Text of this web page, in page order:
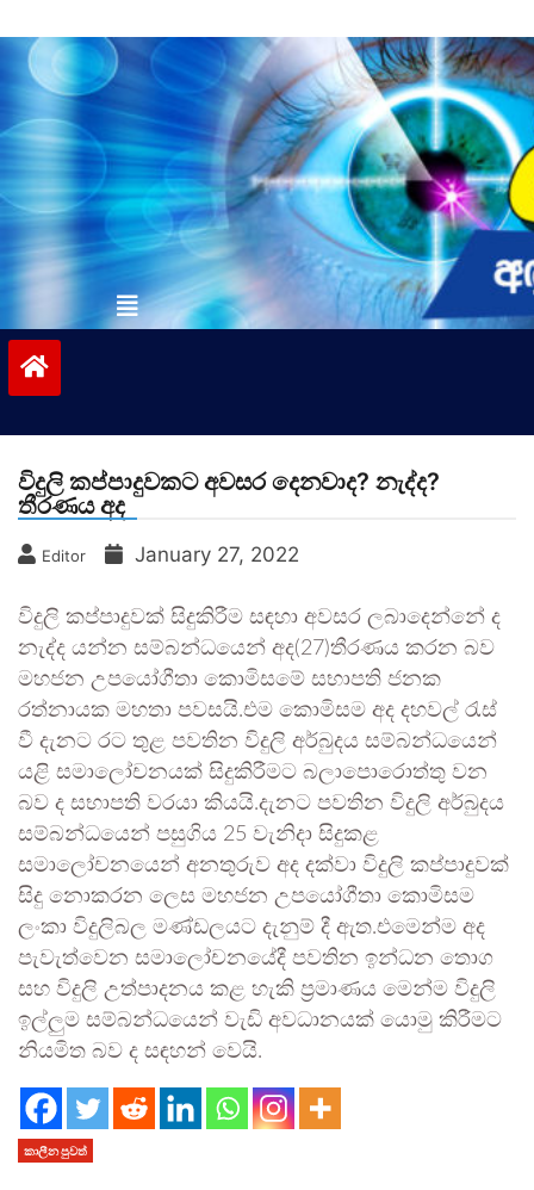
to
contentvinivida.lk
විදුලි කප්පාදුවකට අවසර දෙනවාද? නැද්ද?
තීරණය අද
Editor January 27, 2022
විදුලි කප්පාදුවක් සිදුකිරීම සඳහා අවසර ලබාදෙන්නේ ද
නැද්ද යන්න සම්බන්ධයෙන් අද(27)තීරණය කරන බව
මහජන උපයෝගීතා කොමිසමේ සභාපති ජනක
රත්නායක මහතා පවසයි.එම කොමිසම අද දහවල් රැස්
වී දැනට රට තුළ පවතින විදුලි අර්බුදය සම්බන්ධයෙන්
යළි සමාලෝචනයක් සිදුකිරීමට බලාපොරොත්තු වන
බව ද සභාපති වරයා කියයි.දැනට පවතින විදුලි අර්බුදය
සම්බන්ධයෙන් පසුගිය 25 වැනිදා සිදුකළ
සමාලෝචනයෙන් අනතුරුව අද දක්වා විදුලි කප්පාදුවක්
සිදු නොකරන ලෙස මහජන උපයෝගීතා කොමිසම
ලංකා විදුලිබල මණ්ඩලයට දැනුම් දී ඇත.එමෙන්ම අද
පැවැත්වෙන සමාලෝචනයේදී පවතින ඉන්ධන තොග
සහ විදුලි උත්පාදනය කළ හැකි ප්‍රමාණය මෙන්ම විදුලි
ඉල්ලු‍ම සම්බන්ධයෙන් වැඩි අවධානයක් යොමු කිරීමට
නියමිත බව ද සඳහන් වෙයි.
කාලීන පුවත්